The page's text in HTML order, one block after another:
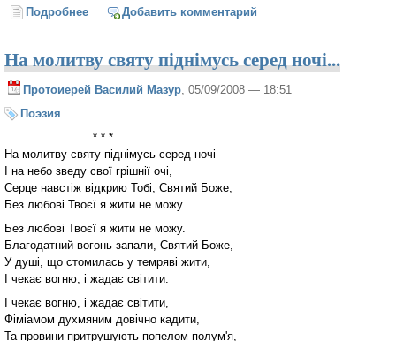
Подробнее о Горячий ветер беззастенчиво лобзает...
Добавить комментарий
На молитву святу піднімусь серед ночі...
Протоиерей Василий Мазур, 05/09/2008 — 18:51
Поэзия
* * *
На молитву святу піднімусь серед ночі
І на небо зведу свої грішнії очі,
Серце навстіж відкрию Тобі, Святий Боже,
Без любові Твоєї я жити не можу.
Без любові Твоєї я жити не можу.
Благодатний вогонь запали, Святий Боже,
У душі, що стомилась у темряві жити,
І чекає вогню, і жадає світити.
І чекає вогню, і жадає світити,
Фіміамом духмяним довічно кадити,
Та провини притрушують попелом полум'я,